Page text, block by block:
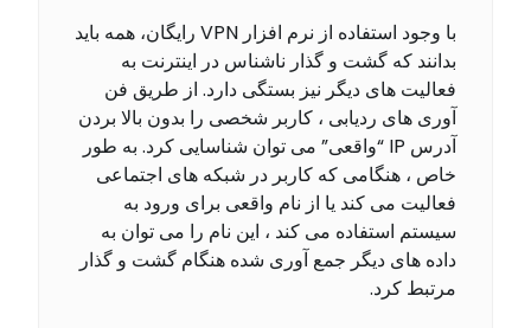
با وجود استفاده از نرم افزار VPN رایگان، همه باید
بدانند که گشت و گذار ناشناس در اینترنت به
فعالیت های دیگر نیز بستگی دارد. از طریق فن
آوری های ردیابی ، کاربر شخصی را بدون بالا بردن
آدرس IP “واقعی” می توان شناسایی کرد. به طور
خاص ، هنگامی که کاربر در شبکه های اجتماعی
فعالیت می کند یا از نام واقعی برای ورود به
سیستم استفاده می کند ، این نام را می توان به
داده های دیگر جمع آوری شده هنگام گشت و گذار
مرتبط کرد.